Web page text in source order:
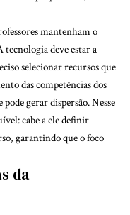
mantenham o
deve estar a
selecionar recursos que
das competências dos
gerar dispersão. Nesse
cabe a ele definir
garantindo que o foco
da